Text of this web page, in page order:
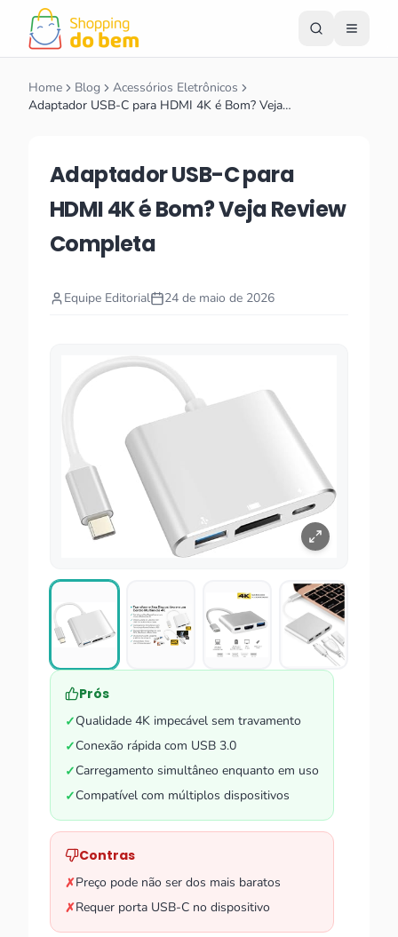
Home Blog
Acessórios Eletrônicos
Adaptador USB-C para HDMI 4K é Bom? Veja…
Adaptador USB-C para
HDMI 4K é Bom? Veja Review
Completa
Equipe Editorial 24 de maio de 2026
Prós
✓Qualidade 4K impecável sem travamento
✓Conexão rápida com USB 3.0
✓Carregamento simultâneo enquanto em uso
✓Compatível com múltiplos dispositivos
Contras
✗Preço pode não ser dos mais baratos
✗Requer porta USB-C no dispositivo